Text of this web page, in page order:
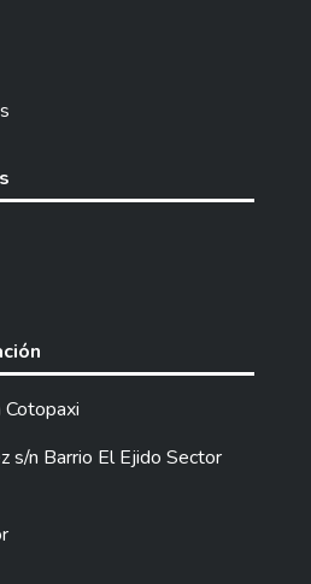
Cotopaxi
s/n Barrio El Ejido Sector